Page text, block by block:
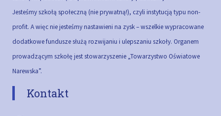
Jesteśmy szkołą społeczną (nie prywatną!), czyli instytucją typu non-
profit. A więc nie jesteśmy nastawieni na zysk – wszelkie wypracowane
dodatkowe fundusze służą rozwijaniu i ulepszaniu szkoły. Organem
prowadzącym szkołę jest stowarzyszenie „Towarzystwo Oświatowe
Narewska”.
Kontakt